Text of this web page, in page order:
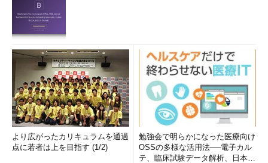
より広がったカリキュラムを通過
点に若者は上を目指す (1/2)
勉強会で明らかになった医療向け
OSSの多様な活用法──電子カル
テ、臨床試験データ解析、日本語